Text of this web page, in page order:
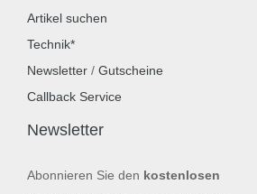
Artikel suchen
Technik*
Newsletter / Gutscheine
Callback Service
Newsletter
Abonnieren Sie den kostenlosen